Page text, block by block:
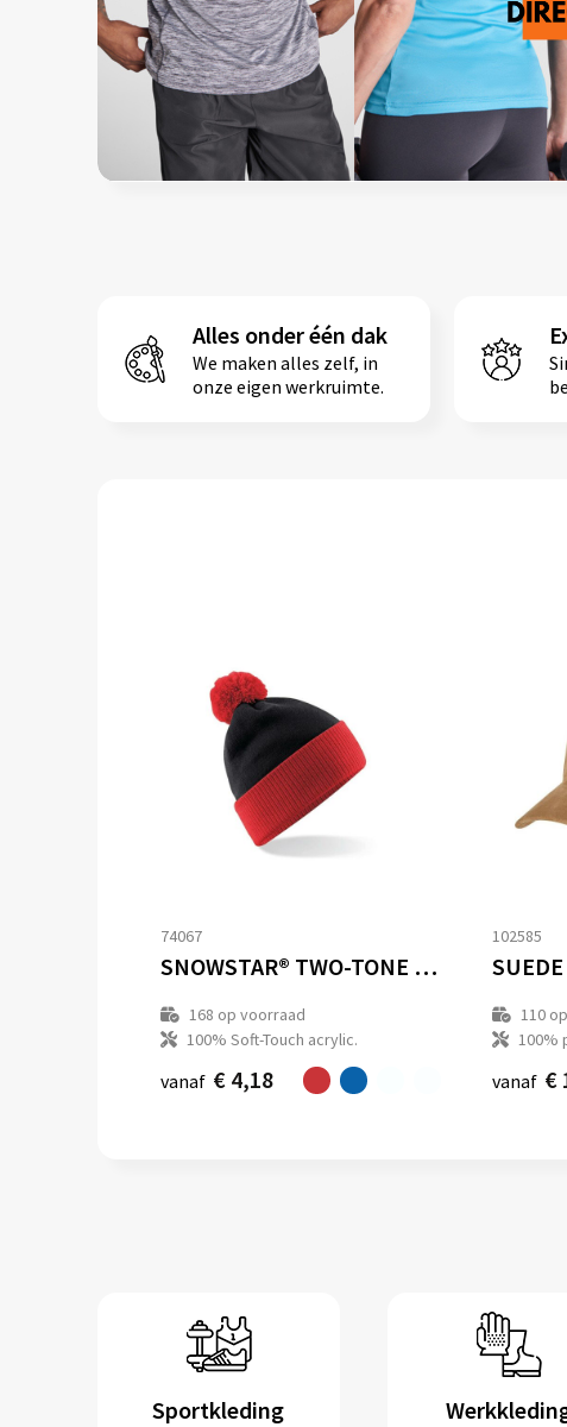
Alles onder één dak
We maken alles zelf, in
onze eigen werkruimte.
74067
SNOWSTAR® TWO-TONE BEANIE
168 op voorraad
100% Soft-Touch acrylic.
vanaf € 4,18
102585
110
100%
vanaf €
Sportkleding